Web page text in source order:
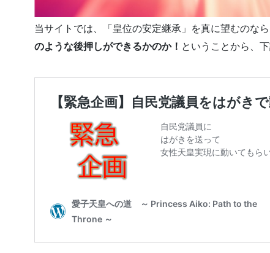
当サイトでは、「皇位の安定継承」を真に望むのな
のような後押しができるかのか！ ということから、